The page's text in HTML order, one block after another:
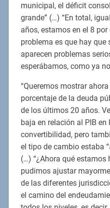
municipal, el déficit
grande” (…) “En total,
años, estamos en el 8 por
problema es que hay que
aparecen problemas
esperábamos, como ya
“Queremos mostrar
porcentaje de la deuda
de los últimos 20 años.
baja en relación al PIB en
convertibilidad, pero
el tipo de cambio estaba
(…) “¿Ahora qué estamos
pudimos ajustar
de las diferentes
el camino del